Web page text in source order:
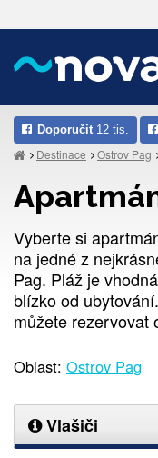
Doporučit 12 tis.
Destinace Ostrov Pag
Vyberte si
na jedné z
Pag. Pláž je
blízko od
můžete rezervovat
Oblast: Ostrov Pag
Vlašiči